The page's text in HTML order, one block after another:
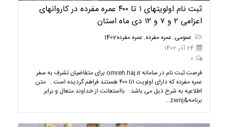
ثبت نام اولویتهای ۱ تا ۴۰۰ عمره مفرده در کاروانهای
اعزامی ۲ و ۷ و ۱۲ دی ماه استان
عمومی,عمره مفرده,عمره مفرده1402
24 آذر 1402
0
فرصت ثبت نام در سامانه omreh.haj.ir برای متقاضیان تشرف به سفر
عمره مفرده که دارای اولویت ۱تا ۴۰۰ هستند فراهم گردیده است . متن
اطلاعیه به شرح ذیل می باشد: بااستعانت از خداوند متعال و برابر
برنامه&zwnj...